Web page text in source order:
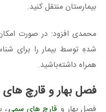
بیمارستان منتقل کنید.
محمدی افزود: در صورت
شدهِ توسط بیمار را برای
همراه داشته‌باشید.
فصل بهار و قارچ
فصل بهار و قارچ های سمی،